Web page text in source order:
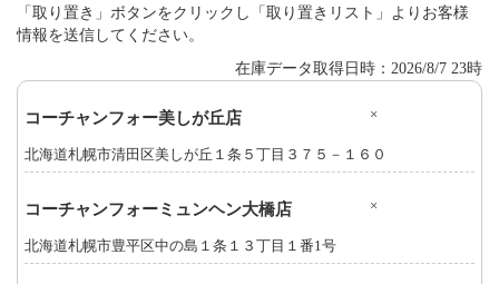
「取り置き」ボタンをクリックし「取り置きリスト」よりお客様
情報を送信してください。
在庫データ取得日時：2026/8/7 23時
コーチャンフォー美しが丘店 ×
北海道札幌市清田区美しが丘１条５丁目３７５－１６０
コーチャンフォーミュンヘン大橋店 ×
北海道札幌市豊平区中の島１条１３丁目１番1号